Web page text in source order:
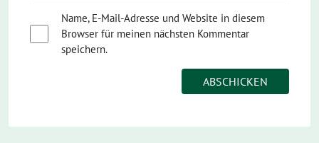
Name, E-Mail-Adresse und Website in diesem
Browser für meinen nächsten Kommentar
speichern.